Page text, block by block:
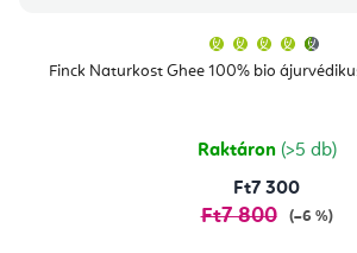
Finck Naturkost Ghee 100% bio
Raktáron (>5 db)
Ft7 300
Ft7 800 (–6 %)